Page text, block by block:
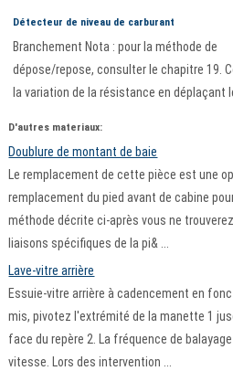
Détecteur de niveau de carburant
Branchement Nota : pour la méthode de
dépose/repose, consulter le chapitre 19.
la variation de la résistance en déplaçant le
D'autres materiaux:
Doublure de montant de baie
Le remplacement de cette pièce est une
remplacement du pied avant de cabine
méthode décrite ci-après vous ne
liaisons spécifiques de la pi& ...
Lave-vitre arrière
Essuie-vitre arrière à cadencement en
mis, pivotez l'extrémité de la manette 1
face du repère 2. La fréquence de
vitesse. Lors des intervention ...